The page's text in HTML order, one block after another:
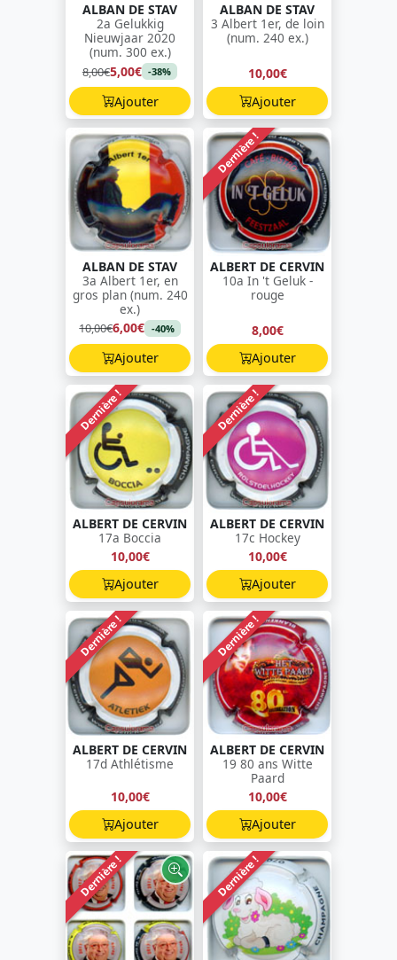
ALBAN DE STAV
2a Gelukkig
Nieuwjaar 2020
(num. 300 ex.)
8,00€5,00€ -38%
Ajouter
ALBAN DE STAV
3 Albert 1er, de loin
(num. 240 ex.)
10,00€
Ajouter
ALBAN DE STAV
3a Albert 1er, en
gros plan (num. 240
ex.)
10,00€6,00€ -40%
Ajouter
Dernière !
ALBERT DE CERVIN
10a In 't Geluk -
rouge
8,00€
Ajouter
Dernière !
ALBERT DE CERVIN
17a Boccia
10,00€
Ajouter
Dernière !
ALBERT DE CERVIN
17c Hockey
10,00€
Ajouter
Dernière !
ALBERT DE CERVIN
17d Athlétisme
10,00€
Ajouter
Dernière !
ALBERT DE CERVIN
19 80 ans Witte
Paard
10,00€
Ajouter
Dernière ! Dernière !